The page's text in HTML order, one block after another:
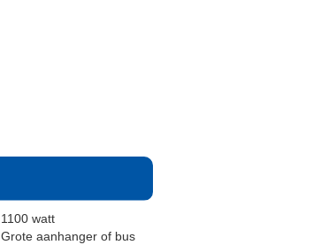
1100 watt
Grote aanhanger of bus